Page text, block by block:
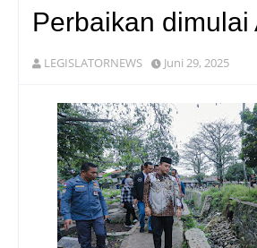
Perbaikan dimulai
LEGISLATORNEWS Juni 29, 2025